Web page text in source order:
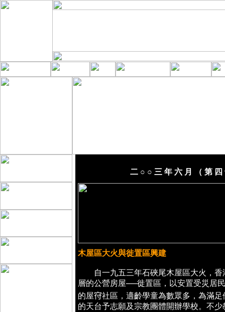
二 ○ ○ 三 年 六 月 （
木屋區大火與徙置區興建
自一九五三年石硤尾木屋區大火，香
層的公營房屋──徙置區，以安置受災居
的屋𡧛社區，適齡學童為數眾多，為滿
的天台予志願及宗教團體開辦學校。不